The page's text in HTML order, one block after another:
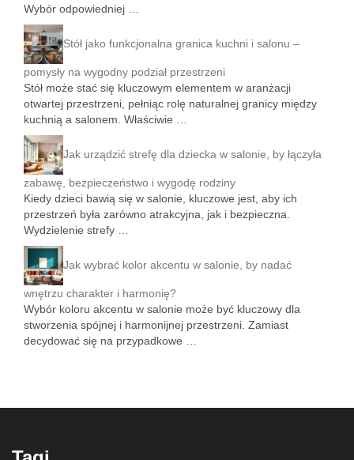
Wybór odpowiedniej …
Stół jako funkcjonalna granica kuchni i salonu –
pomysły na wygodny podział przestrzeni
Stół może stać się kluczowym elementem w aranżacji
otwartej przestrzeni, pełniąc rolę naturalnej granicy między
kuchnią a salonem. Właściwie …
Jak urządzić strefę dla dziecka w salonie, by łączyła
zabawę, bezpieczeństwo i wygodę rodziny
Kiedy dzieci bawią się w salonie, kluczowe jest, aby ich
przestrzeń była zarówno atrakcyjna, jak i bezpieczna.
Wydzielenie strefy …
Jak wybrać kolor akcentu w salonie, by nadać
wnętrzu charakter i harmonię?
Wybór koloru akcentu w salonie może być kluczowy dla
stworzenia spójnej i harmonijnej przestrzeni. Zamiast
decydować się na przypadkowe …